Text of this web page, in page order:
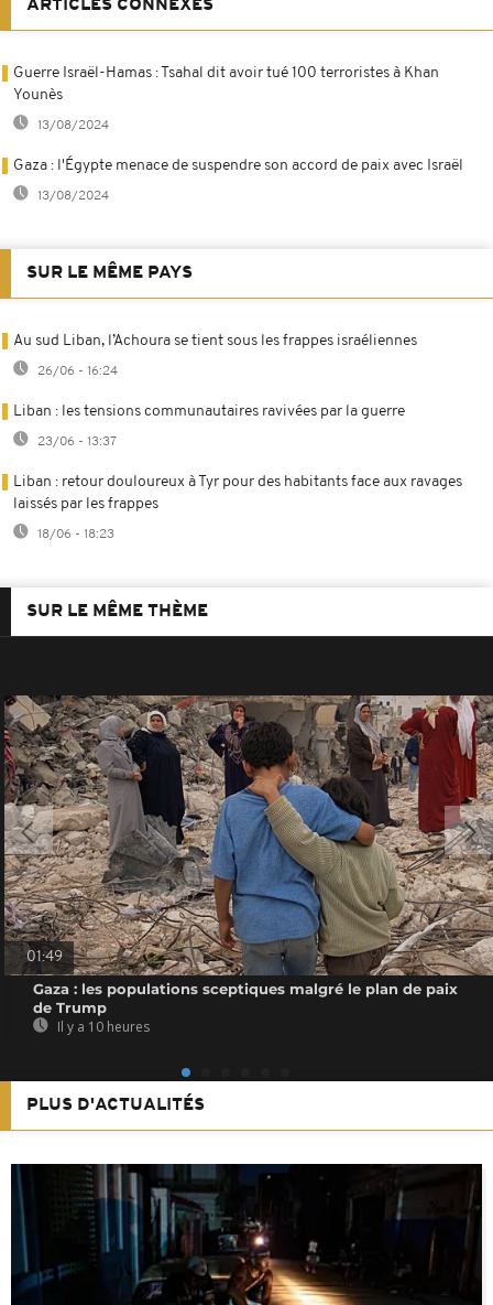
ARTICLES CONNEXES
Guerre Israël-Hamas : Tsahal dit avoir tué 100 terroristes à Khan
Younès
13/08/2024
Gaza : l'Égypte menace de suspendre son accord de paix avec Israël
13/08/2024
SUR LE MÊME PAYS
Au sud Liban, l’Achoura se tient sous les frappes israéliennes
26/06 - 16:24
Liban : les tensions communautaires ravivées par la guerre
23/06 - 13:37
Liban : retour douloureux à Tyr pour des habitants face aux ravages
laissés par les frappes
18/06 - 18:23
SUR LE MÊME THÈME
01:49
Gaza : les populations sceptiques malgré le plan de paix
de Trump
Il y a 10 heures
PLUS D'ACTUALITÉS